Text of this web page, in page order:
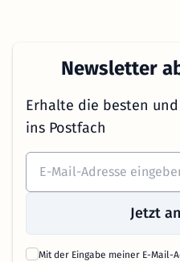
Newsletter
Erhalte die besten
ins Postfach
Jetzt
Mit der Eingabe meiner E-Mail-